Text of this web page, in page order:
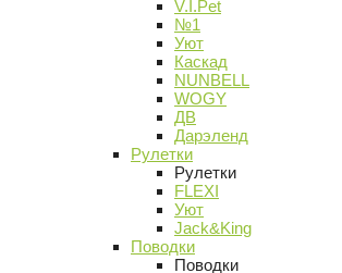
V.I.Pet
№1
Уют
Каскад
NUNBELL
WOGY
ДВ
Дарэленд
Рулетки
Рулетки
FLEXI
Уют
Jack&King
Поводки
Поводки